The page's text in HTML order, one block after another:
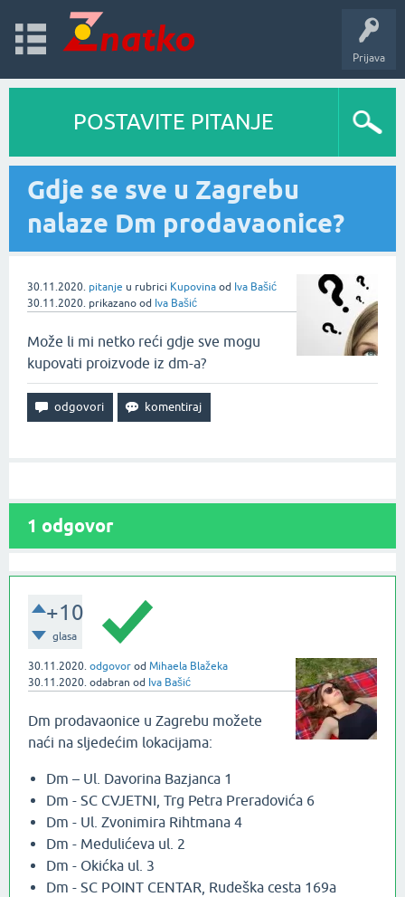
Prijava
POSTAVITE PITANJE
Gdje se sve u Zagrebu
nalaze Dm prodavaonice?
30.11.2020. pitanje u rubrici Kupovina od Iva Bašić
30.11.2020. prikazano od Iva Bašić
Može li mi netko reći gdje sve mogu
kupovati proizvode iz dm-a?
1 odgovor
+10
glasa
30.11.2020. odgovor od Mihaela Blažeka
30.11.2020. odabran od Iva Bašić
Dm prodavaonice u Zagrebu možete
naći na sljedećim lokacijama:
Dm – Ul. Davorina Bazjanca 1
Dm - SC CVJETNI, Trg Petra Preradovića 6
Dm - Ul. Zvonimira Rihtmana 4
Dm - Medulićeva ul. 2
Dm - Okićka ul. 3
Dm - SC POINT CENTAR, Rudeška cesta 169a